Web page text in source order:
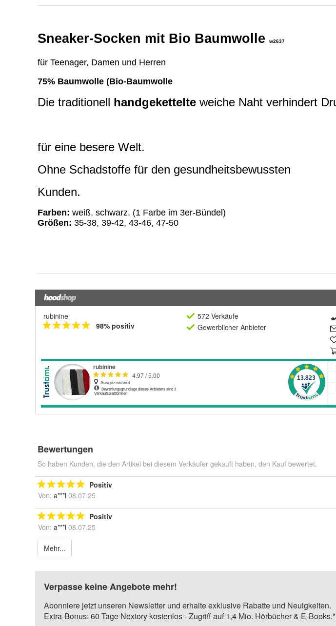
rubinine
98% positiv
572 Verkäufe
Gewerblicher Anbieter
Bewertungen
So haben Kunden, die den Artikel bei diesem Verkäufer gekauft haben, den Kauf bewertet.
Positiv
Von: a***l 08.07.25
Positiv
Von: a***l 08.07.25
Mehr...
Verpasse keine Angebote mehr!
Abonniere jetzt unseren Newsletter und erhalte exklusive Rabatte und Neuigkeiten.
Extra-Bonus: 60 Tage Nextory kostenlos - Zugriff auf 1,4 Mio. Hörbücher & E-Books.*